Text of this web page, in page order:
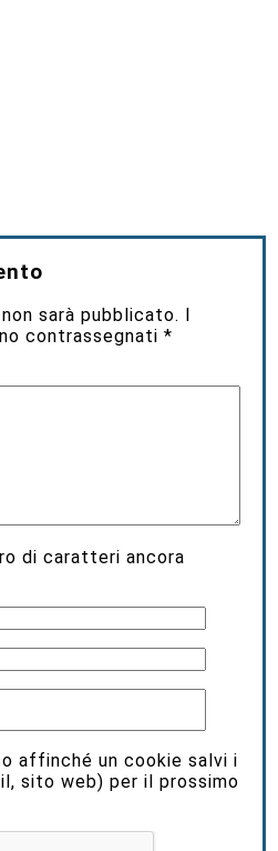
sarà pubblicato.
contrassegnati*
di caratteri ancora
affinché un cookie salvi i
sito web) per il prossimo